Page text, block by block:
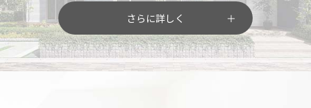
さらに詳しく